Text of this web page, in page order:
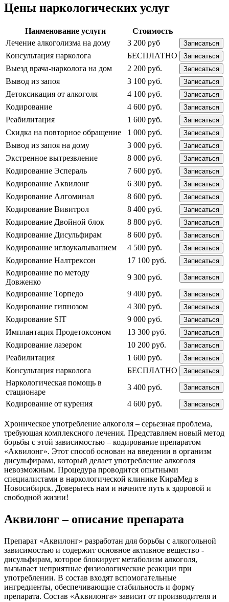
Цены наркологических услуг
Наименование услуги
Стоимость
Лечение алкоголизма на дому
3 200 руб Записаться
Консультация нарколога БЕСПЛАТНО Записаться
Выезд врача-нарколога на дом 2 200 руб. Записаться
Вывод из запоя 3 100 руб. Записаться
Детоксикация от алкоголя 4 100 руб. Записаться
Кодирование 4 600 руб. Записаться
Реабилитация 1 600 руб. Записаться
Скидка на повторное обращение 1 000 руб. Записаться
Вывод из запоя на дому 3 000 руб. Записаться
Экстренное вытрезвление 8 000 руб. Записаться
Кодирование Эспераль 7 600 руб. Записаться
Кодирование Аквилонг 6 300 руб. Записаться
Кодирование Алгоминал 8 600 руб. Записаться
Кодирование Вивитрол 8 400 руб. Записаться
Кодирование Двойной блок 8 800 руб. Записаться
Кодирование Дисульфирам 8 600 руб. Записаться
Кодирование иглоукалыванием 4 500 руб. Записаться
Кодирование Налтрексон 17 100 руб. Записаться
Кодирование по методу
Довженко
9 300 руб. Записаться
Кодирование Торпедо 9 400 руб. Записаться
Кодирование гипнозом 4 300 руб. Записаться
Кодирование SIT 9 000 руб. Записаться
Имплантация Продетоксоном 13 300 руб. Записаться
Кодирование лазером 10 200 руб. Записаться
Реабилитация 1 600 руб. Записаться
Консультация нарколога БЕСПЛАТНО Записаться
Наркологическая помощь в
стационаре
3 400 руб. Записаться
Кодирование от курения 4 600 руб. Записаться
Хроническое употребление алкоголя – серьезная проблема,
требующая комплексного лечения. Представляем новый метод
борьбы с этой зависимостью – кодирование препаратом
«Аквилонг». Этот способ основан на введении в организм
дисульфирама, который делает употребление алкоголя
невозможным. Процедура проводится опытными
специалистами в наркологической клинике КираМед в
Новосибирск. Доверьтесь нам и начните путь к здоровой и
свободной жизни!
Аквилонг – описание препарата
Препарат «Аквилонг» разработан для борьбы с алкогольной
зависимостью и содержит основное активное вещество -
дисульфирам, которое блокирует метаболизм алкоголя,
вызывает неприятные физиологические реакции при
употреблении. В состав входят вспомогательные
ингредиенты, обеспечивающие стабильность и форму
препарата. Состав «Аквилонга» зависит от производителя и